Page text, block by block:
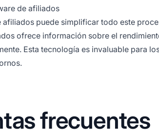
de afiliados
afiliados puede simplificar todo este
ofrece información sobre el
Esta tecnología es invaluable para
frecuentes